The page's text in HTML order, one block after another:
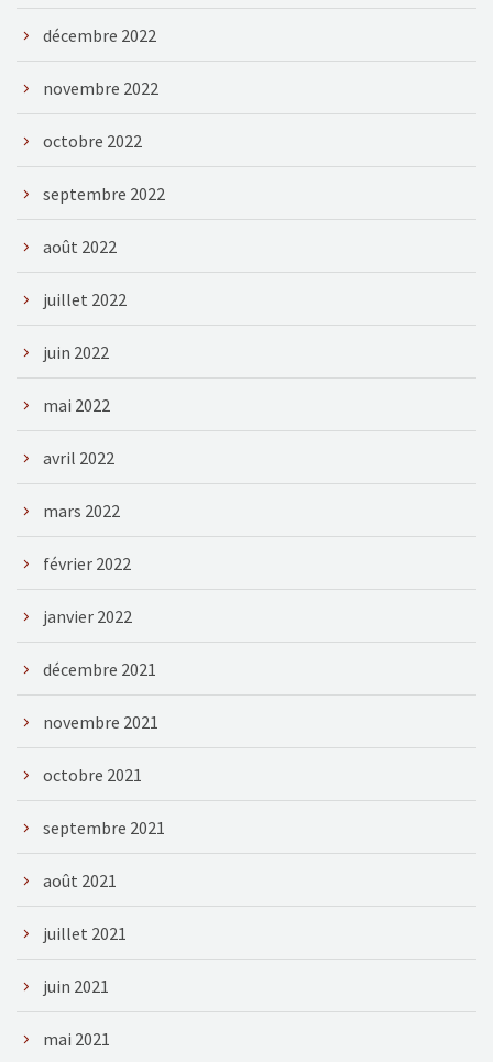
décembre 2022
novembre 2022
octobre 2022
septembre 2022
août 2022
juillet 2022
juin 2022
mai 2022
avril 2022
mars 2022
février 2022
janvier 2022
décembre 2021
novembre 2021
octobre 2021
septembre 2021
août 2021
juillet 2021
juin 2021
mai 2021